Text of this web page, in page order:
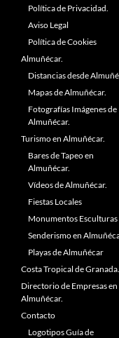
Política de Privacidad.
Aviso Legal
Política de Cookies
Almuñécar.
Distancias desde
Mapas de Almuñécar.
Fotografías Imágenes de
Almuñécar.
Turismo en Almuñécar.
Bares de Tapeo en
Almuñécar.
Vídeos de Almuñécar.
Fiestas Locales
Monumentos Esculturas
Senderismo en
Playas de Almuñécar
Costa Tropical de Granada.
Directorio de Empresas en
Almuñécar.
Contacto
Logotipos Guía de